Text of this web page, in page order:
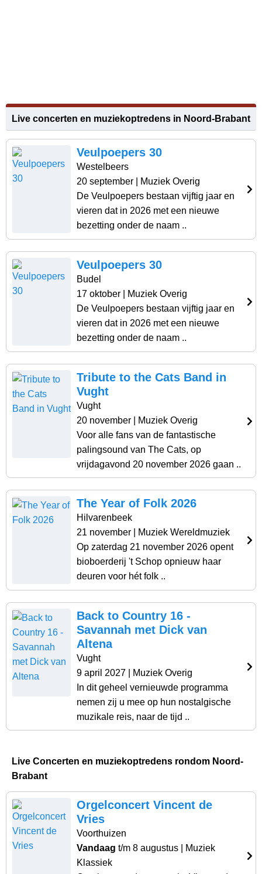
Live concerten en muziekoptredens in Noord-Brabant
Veulpoepers 30
Westelbeers
20 september | Muziek Overig
De Veulpoepers bestaan vijftig jaar en
vieren dat in 2026 met een nieuwe
bezetting onder de naam ..
Veulpoepers 30
Budel
17 oktober | Muziek Overig
De Veulpoepers bestaan vijftig jaar en
vieren dat in 2026 met een nieuwe
bezetting onder de naam ..
Tribute to the Cats Band in
Vught
Vught
20 november | Muziek Overig
Voor alle fans van de fantastische
palingsound van The Cats, op
vrijdagavond 20 november 2026 gaan ..
The Year of Folk 2026
Hilvarenbeek
21 november | Muziek Wereldmuziek
Op zaterdag 21 november 2026 opent
bioboerderij 't Schop opnieuw haar
deuren voor hét folk ..
Back to Country 16 -
Savannah met Dick van
Altena
Vught
9 april 2027 | Muziek Overig
In dit geheel vernieuwde programma
nemen zij u mee op hun nostalgische
muzikale reis, naar de tijd ..
Live Concerten en muziekoptredens rondom Noord-
Brabant
Orgelconcert Vincent de
Vries
Voorthuizen
Vandaag t/m 8 augustus | Muziek
Klassiek